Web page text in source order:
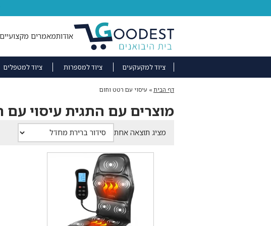
אודותמאמרים מקצועיים
ציוד למקעקעים ציוד למספרות ציוד למטפלים
דף הבית » עיסוי עם רטט וחום
מוצרים עם התגית עיסוי עם
מציג תוצאה אחת